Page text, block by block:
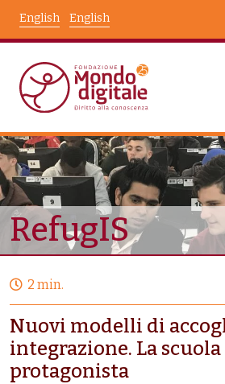
English
English
Node View
RefugIS
2 min.
Nuovi modelli di
integrazione. La scuola
protagonista